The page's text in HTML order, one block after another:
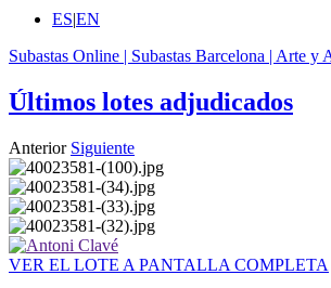
ES|EN
Subastas Online | Subastas Barcelona | Arte y
Últimos lotes adjudicados
Anterior Siguiente
VER EL LOTE A PANTALLA COMPLETA